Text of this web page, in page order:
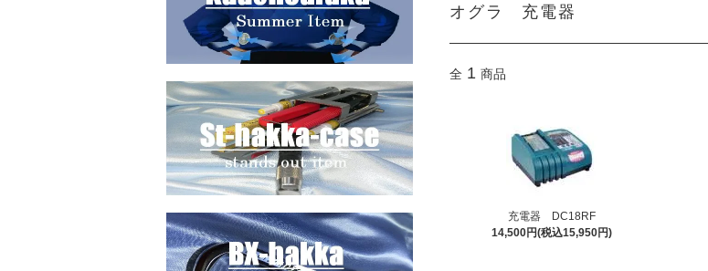
オグラ 充電器
全 1 商品
充電器 DC18RF
14,500円(税込15,950円)